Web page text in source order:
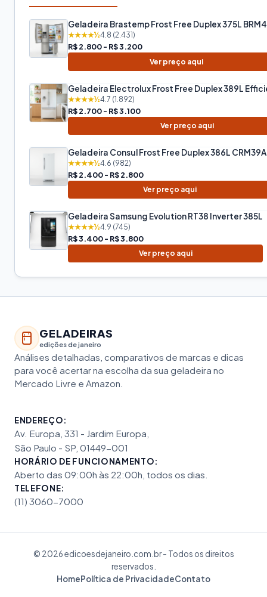
Geladeira Brastemp Frost Free Duplex 375L
★★★★½4.8 (2.431)
R$ 2.800 - R$ 3.200
Ver preço aqui
Geladeira Electrolux Frost Free Duplex 389L
★★★★½4.7 (1.892)
R$ 2.700 - R$ 3.100
Ver preço aqui
Geladeira Consul Frost Free Duplex 386L
★★★★½4.6 (982)
R$ 2.400 - R$ 2.800
Ver preço aqui
Geladeira Samsung Evolution RT38 Inverter 385L
★★★★½4.9 (745)
R$ 3.400 - R$ 3.800
Ver preço aqui
GELADEIRAS
edições de janeiro
Análises detalhadas, comparativos de marcas e dicas
para você acertar na escolha da sua geladeira no
Mercado Livre e Amazon.
ENDEREÇO:
Av. Europa, 331 - Jardim Europa,
São Paulo - SP, 01449-001
HORÁRIO DE FUNCIONAMENTO:
Aberto das 09:00h às 22:00h, todos os dias.
TELEFONE:
(11) 3060-7000
© 2026 edicoesdejaneiro.com.br - Todos os direitos
reservados.
HomePolítica de PrivacidadeContato